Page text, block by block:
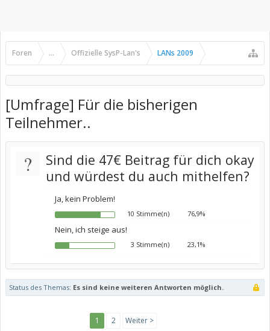
Foren ... Offizielle SysP-Lan's LANs 2009
[Umfrage] Für die bisherigen
Teilnehmer..
?
Sind die 47€ Beitrag für dich okay
und würdest du auch mithelfen?
Ja, kein Problem!
10 Stimme(n) 76,9%
Nein, ich steige aus!
3 Stimme(n) 23,1%
Status des Themas: Es sind keine weiteren Antworten möglich.
1 2 Weiter >